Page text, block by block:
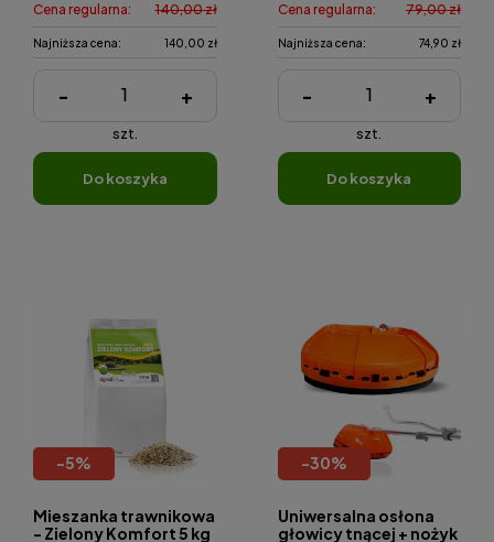
Cena regularna: 140,00 zł
Najniższa cena: 140,00 zł
- +
szt.
do koszyka
Cena regularna: 79,00 zł
Najniższa cena: 74,90 zł
- +
szt.
do koszyka
-5%
Mieszanka trawnikowa
- Zielony Komfort 5 kg
-30%
Uniwersalna osłona
głowicy tnącej + nożyk